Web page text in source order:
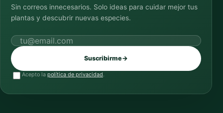
Sin correos innecesarios. Solo ideas para cuidar mejor tus
plantas y descubrir nuevas especies.
Correo electrónico
Suscribirme→
Acepto la política de privacidad.